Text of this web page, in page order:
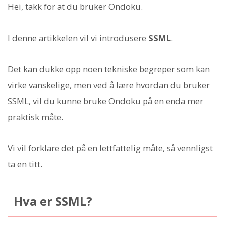
Hei, takk for at du bruker Ondoku.
I denne artikkelen vil vi introdusere SSML.
Det kan dukke opp noen tekniske begreper som kan
virke vanskelige, men ved å lære hvordan du bruker
SSML, vil du kunne bruke Ondoku på en enda mer
praktisk måte.
Vi vil forklare det på en lettfattelig måte, så vennligst
ta en titt.
Hva er SSML?